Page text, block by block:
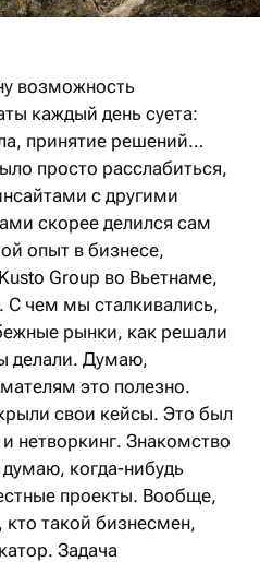
возможность
каждый день суета:
принятие решений…
просто расслабиться,
с другими
скорее делился сам
опыт в бизнесе,
Group во Вьетнаме,
С чем мы сталкивались,
рынки, как решали
делали. Думаю,
это полезно.
свои кейсы. Это был
нетворкинг. Знакомство
когда-нибудь
проекты. Вообще,
такой бизнесмен,
Задача